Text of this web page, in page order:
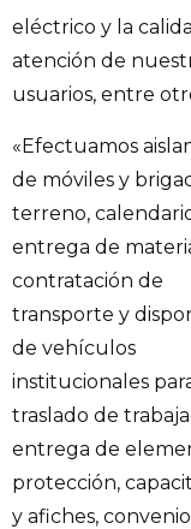
eléctrico y la
atención de
usuarios, entre
«Efectuamos
de móviles y
terreno,
entrega de
contratación de
transporte y
de vehículos
institucionales
traslado de
entrega de
protección,
y afiches,